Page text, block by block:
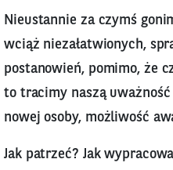
Nieustannie za czymś
wciąż niezałatwionych,
postanowień, pomimo, że
to tracimy naszą
nowej osoby, możliwość
Jak patrzeć? Jak